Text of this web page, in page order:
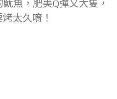
魚，肥美Q彈又大隻，
太久唷！